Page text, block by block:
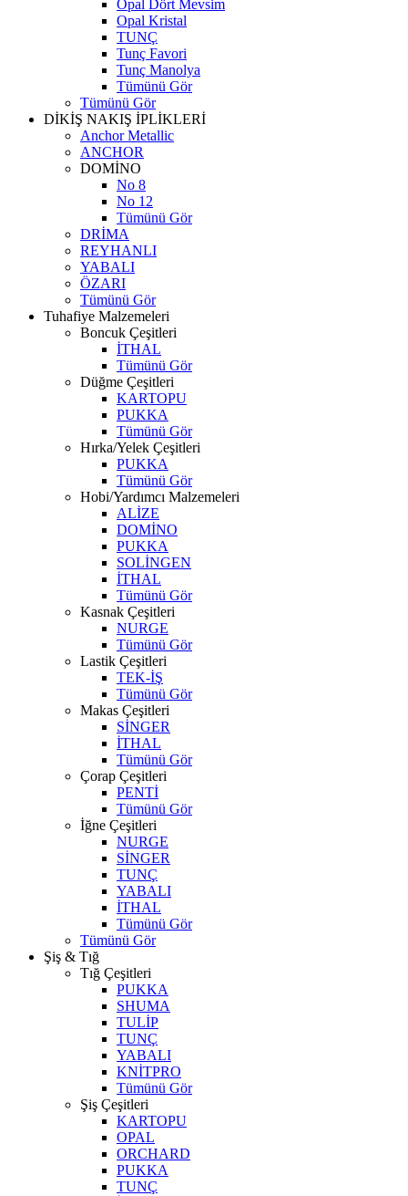
Opal Dört Mevsim
Opal Kristal
TUNÇ
Tunç Favori
Tunç Manolya
Tümünü Gör
Tümünü Gör
DİKİŞ NAKIŞ İPLİKLERİ
Anchor Metallic
ANCHOR
DOMİNO
No 8
No 12
Tümünü Gör
DRİMA
REYHANLI
YABALI
ÖZARI
Tümünü Gör
Tuhafiye Malzemeleri
Boncuk Çeşitleri
İTHAL
Tümünü Gör
Düğme Çeşitleri
KARTOPU
PUKKA
Tümünü Gör
Hırka/Yelek Çeşitleri
PUKKA
Tümünü Gör
Hobi/Yardımcı Malzemeleri
ALİZE
DOMİNO
PUKKA
SOLİNGEN
İTHAL
Tümünü Gör
Kasnak Çeşitleri
NURGE
Tümünü Gör
Lastik Çeşitleri
TEK-İŞ
Tümünü Gör
Makas Çeşitleri
SİNGER
İTHAL
Tümünü Gör
Çorap Çeşitleri
PENTİ
Tümünü Gör
İğne Çeşitleri
NURGE
SİNGER
TUNÇ
YABALI
İTHAL
Tümünü Gör
Tümünü Gör
Şiş & Tığ
Tığ Çeşitleri
PUKKA
SHUMA
TULİP
TUNÇ
YABALI
KNİTPRO
Tümünü Gör
Şiş Çeşitleri
KARTOPU
OPAL
ORCHARD
PUKKA
TUNÇ